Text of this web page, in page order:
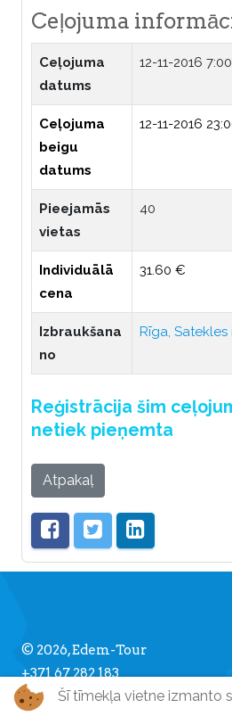
Ceļojuma
Ceļojuma
datums
12-11-2016 7:00
Ceļojuma
beigu
datums
12-11-2016
Pieejamās
vietas
40
Individuālā
cena
31.60 €
Izbraukšana
no
Rīga, Satekles
Reģistrācija šim
netiek pieņemta
Atpakaļ
© 2026, Edem-Tour
+371 67 282 183
info [] edemtour.lv
Šī tīmekļa vietne izmanto